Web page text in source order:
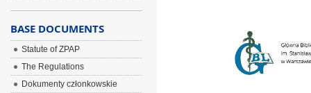
BASE DOCUMENTS
Statute of ZPAP
The Regulations
Dokumenty członkowskie